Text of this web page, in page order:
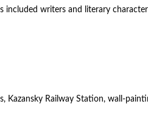
included writers and literary
Kazansky Railway Station, wall-